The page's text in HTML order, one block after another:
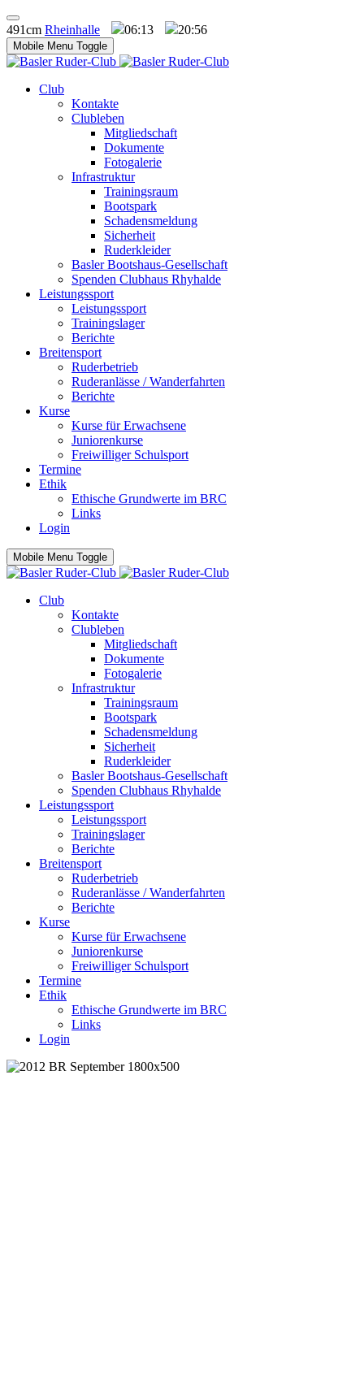
491cm Rheinhalle 06:13 20:56
Mobile Menu Toggle
Club
Kontakte
Clubleben
Mitgliedschaft
Dokumente
Fotogalerie
Infrastruktur
Trainingsraum
Bootspark
Schadensmeldung
Sicherheit
Ruderkleider
Basler Bootshaus-Gesellschaft
Spenden Clubhaus Rhyhalde
Leistungssport
Leistungssport
Trainingslager
Berichte
Breitensport
Ruderbetrieb
Ruderanlässe / Wanderfahrten
Berichte
Kurse
Kurse für Erwachsene
Juniorenkurse
Freiwilliger Schulsport
Termine
Ethik
Ethische Grundwerte im BRC
Links
Login
Mobile Menu Toggle
Club
Kontakte
Clubleben
Mitgliedschaft
Dokumente
Fotogalerie
Infrastruktur
Trainingsraum
Bootspark
Schadensmeldung
Sicherheit
Ruderkleider
Basler Bootshaus-Gesellschaft
Spenden Clubhaus Rhyhalde
Leistungssport
Leistungssport
Trainingslager
Berichte
Breitensport
Ruderbetrieb
Ruderanlässe / Wanderfahrten
Berichte
Kurse
Kurse für Erwachsene
Juniorenkurse
Freiwilliger Schulsport
Termine
Ethik
Ethische Grundwerte im BRC
Links
Login